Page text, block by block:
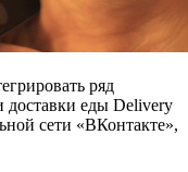
ряд
доставки еды Delivery
сети «ВКонтакте»,